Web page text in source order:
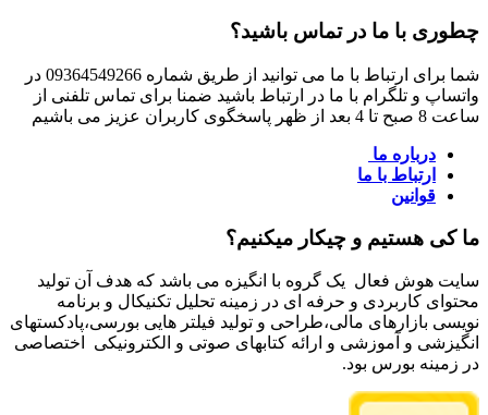
چطوری با ما در تماس باشید؟
شما برای ارتباط با ما می توانید از طریق شماره 09364549266 در
واتساپ و تلگرام با ما در ارتباط باشید ضمنا برای تماس تلفنی از
ساعت 8 صبح تا 4 بعد از ظهر پاسخگوی کاربران عزیز می باشیم
درباره ما
ارتباط با ما
قوانین
ما کی هستیم و چیکار میکنیم؟
سایت هوش فعال یک گروه با انگیزه می باشد که هدف آن تولید
محتوای کاربردی و حرفه ای در زمینه تحلیل تکنیکال و برنامه
نویسی بازارهای مالی،طراحی و تولید فیلتر هایی بورسی،پادکستهای
انگیزشی و آموزشی و ارائه کتابهای صوتی و الکترونیکی اختصاصی
در زمینه بورس بود.